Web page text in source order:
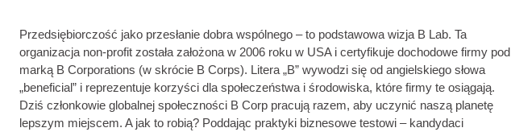
Przedsiębiorczość jako przesłanie dobra wspólnego – to podstawowa wizja B Lab. Ta
organizacja non-profit została założona w 2006 roku w USA i certyfikuje dochodowe firmy pod
marką B Corporations (w skrócie B Corps). Litera „B” wywodzi się od angielskiego słowa
„beneficial” i reprezentuje korzyści dla społeczeństwa i środowiska, które firmy te osiągają.
Dziś członkowie globalnej społeczności B Corp pracują razem, aby uczynić naszą planetę
lepszym miejscem. A jak to robią? Poddając praktyki biznesowe testowi – kandydaci